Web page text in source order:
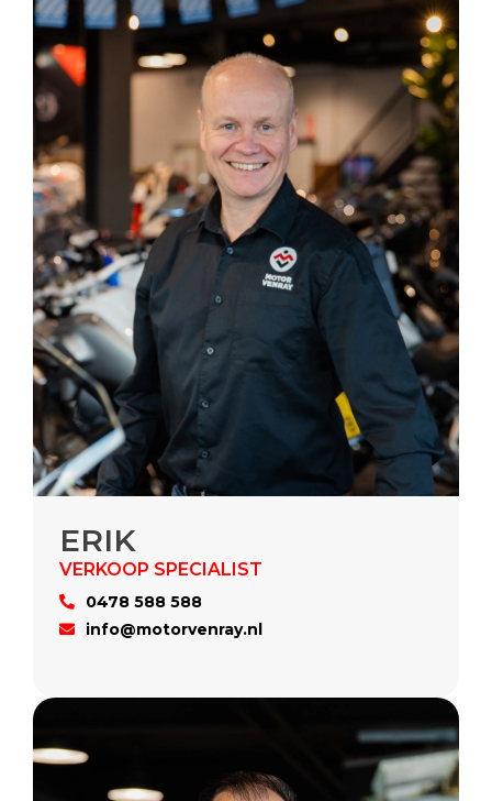
ERIK
0478 588 588
info@motorvenray.nl